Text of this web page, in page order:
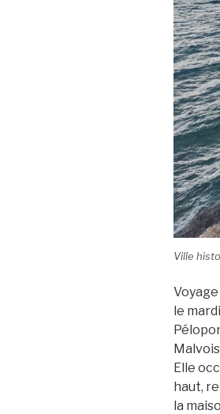
Ville
le
Elle
haut,
la